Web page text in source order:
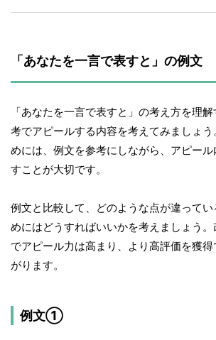
「あなたを一言で表すと」の例文
「あなたを一言で表すと」の考え方を理
考でアピールする内容を考えてみましょ
めには、例文を参考にしながら、アピー
すことが大切です。
例文と比較して、どのような点が違って
めにはどうすればいいかを考えましょう。
でアピール力は高まり、より高評価を獲
がります。
例文①